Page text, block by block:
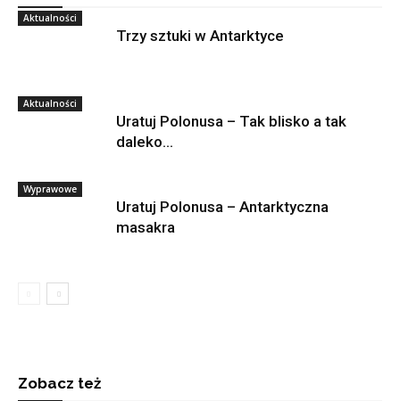
Aktualności
Trzy sztuki w Antarktyce
Aktualności
Uratuj Polonusa – Tak blisko a tak
daleko…
Wyprawowe
Uratuj Polonusa – Antarktyczna
masakra
Zobacz też